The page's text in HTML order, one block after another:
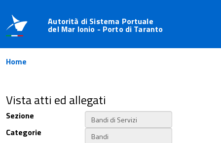
Autorità di Sistema Portuale
del Mar Ionio - Porto di Taranto
Home
Vista atti ed allegati
Sezione
Categorie